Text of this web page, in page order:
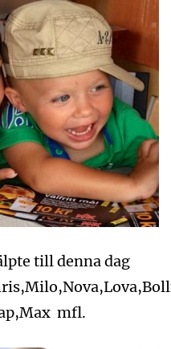
till denna dag
mfl.